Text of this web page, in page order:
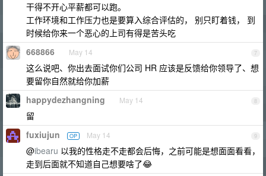
干得不开心平薪都可以跑。
工作环境和工作压力也是要算入综合评估的， 别只盯着钱， 到
时候给你来一个恶心的上司有得是苦头吃
7
668866 May 14
这么说吧、你出去面试你们公司 HR 应该是反馈给你领导了、想
要留你自然就给你加薪
8
happydezhangning May 14
留
9
fuxiujun OP May 14
@ibearu 以我的性格走不走都会后悔，之前可能是想面面看看，
走到后面就不知道自己想要啥了😂